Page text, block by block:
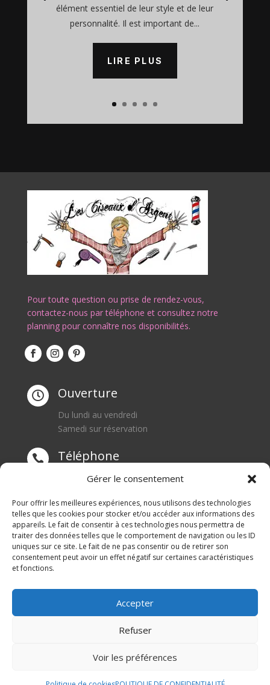
Gérer le consentement
Pour offrir les meilleures expériences, nous utilisons des technologies
telles que les cookies pour stocker et/ou accéder aux informations des
appareils. Le fait de consentir à ces technologies nous permettra de
traiter des données telles que le comportement de navigation ou les ID
uniques sur ce site. Le fait de ne pas consentir ou de retirer son
consentement peut avoir un effet négatif sur certaines caractéristiques
et fonctions.
Accepter
Refuser
Voir les préférences
élément essentiel de leur style et de leur
personnalité. Il est important de...
LIRE PLUS
Pour toute question ou prise de rendez-vous,
contactez-nous par téléphone et consultez notre
planning pour connaître nos disponibilités.
 Ouverture
Du lundi au vendredi
Samedi sur réservation
 Téléphone
0668550471
 Adresse
1 rue du Blanc Poirier
70110 SENARGENT MIGNAFANS
droits réservés –Blog